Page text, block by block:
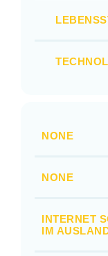
NONE
NONE
INTERNET
IM